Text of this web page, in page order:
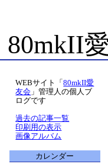
80mkII
WEBサイト「80mkII愛
友会 」管理人の個人ブ
ログです
過去の記事一覧
印刷用の表示
画像アルバム
カレンダー